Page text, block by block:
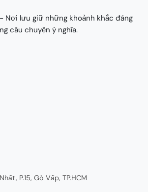
Nơi lưu giữ những khoảnh khắc đáng
câu chuyện ý nghĩa.
P.15, Gò Vấp, TP.HCM